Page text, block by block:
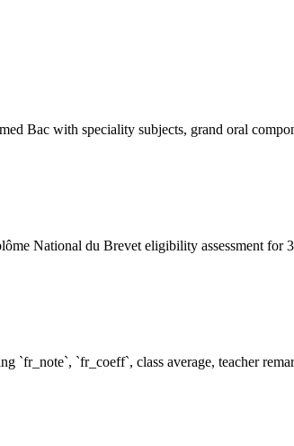
Bac with speciality subjects, grand oral
National du Brevet eligibility assessment for
`fr_note`, `fr_coeff`, class average, teacher